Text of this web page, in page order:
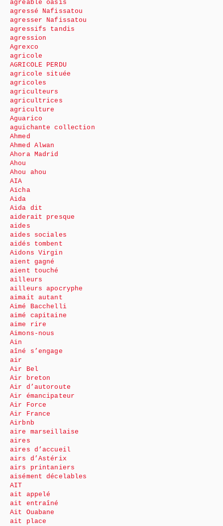
agréable oasis
agressé Nafissatou
agresser Nafissatou
agressifs tandis
agression
Agrexco
agricole
AGRICOLE PERDU
agricole située
agricoles
agriculteurs
agricultrices
agriculture
Aguarico
aguichante collection
Ahmed
Ahmed Alwan
Ahora Madrid
Ahou
Ahou ahou
AIA
Aïcha
Aida
Aida dit
aiderait presque
aides
aides sociales
aidés tombent
Aidons Virgin
aient gagné
aient touché
ailleurs
ailleurs apocryphe
aimait autant
Aimé Bacchelli
aimé capitaine
aime rire
Aimons-nous
Ain
aîné s’engage
air
Air Bel
Air breton
Air d’autoroute
Air émancipateur
Air Force
Air France
Airbnb
aire marseillaise
aires
aires d’accueil
airs d’Astérix
airs printaniers
aisément décelables
AIT
ait appelé
ait entraîné
Ait Ouabane
ait place